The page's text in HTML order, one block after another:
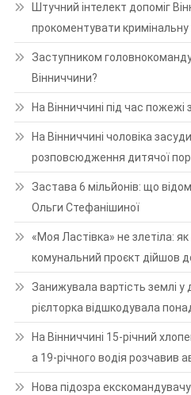
Штучний інтелект допоміг
прокоментувати кримінальну
Заступником
Вінниччини?
На Вінниччині під час пожежі
На Вінниччині чоловіка
розповсюдження дитячої
Застава 6 мільйонів: що
Ольги Стефанішиної
«Моя Ластівка» не злетіла: як
комунальний проєкт дійшов
Занижувала вартість землі у
рієлторка відшкодувала
На Вінниччині 15-річний
а 19-річного водія розчавив
Нова підозра